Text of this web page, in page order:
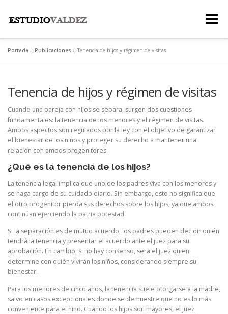
contenido
Menú
LEGALES PUBLICACIONES CONTACTO
Portada »Publicaciones »Tenencia de hijos y régimen de visitas
Tenencia de hijos y régimen de visitas
Cuando una pareja con hijos se separa, surgen dos cuestiones
fundamentales: la tenencia de los menores y el régimen de visitas.
Ambos aspectos son regulados por la ley con el objetivo de garantizar
el bienestar de los niños y proteger su derecho a mantener una
relación con ambos progenitores.
¿Qué es la tenencia de los hijos?
La tenencia legal implica que uno de los padres viva con los menores y
se haga cargo de su cuidado diario. Sin embargo, esto no significa que
el otro progenitor pierda sus derechos sobre los hijos, ya que ambos
continúan ejerciendo la patria potestad.
Si la separación es de mutuo acuerdo, los padres pueden decidir quién
tendrá la tenencia y presentar el acuerdo ante el juez para su
aprobación. En cambio, si no hay consenso, será el juez quien
determine con quién vivirán los niños, considerando siempre su
bienestar.
Para los menores de cinco años, la tenencia suele otorgarse a la madre,
salvo en casos excepcionales donde se demuestre que no es lo más
conveniente para el niño. Cuando los hijos son mayores, el juez